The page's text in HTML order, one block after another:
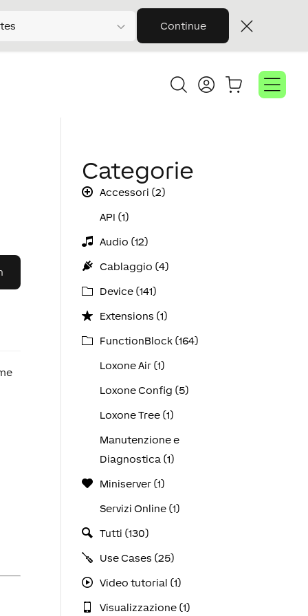
Continue
Categorie
Accessori (2)
API (1)
Audio (12)
Cablaggio (4)
Device (141)
Extensions (1)
FunctionBlock (164)
Loxone Air (1)
Loxone Config (5)
Loxone Tree (1)
Manutenzione e
Diagnostica (1)
Miniserver (1)
Servizi Online (1)
Tutti (130)
Use Cases (25)
Video tutorial (1)
Visualizzazione (1)